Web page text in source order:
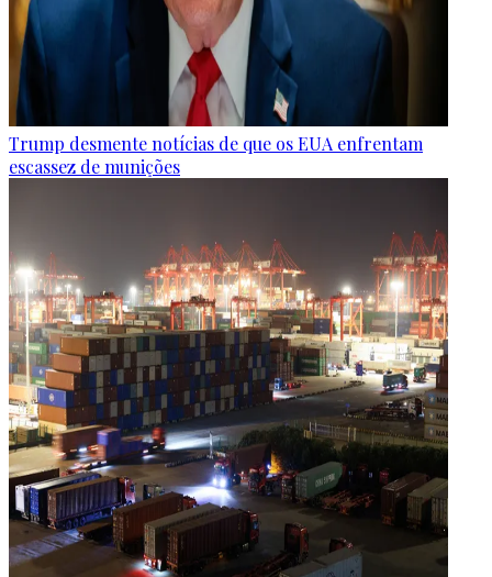
Trump desmente notícias de que os EUA enfrentam
escassez de munições